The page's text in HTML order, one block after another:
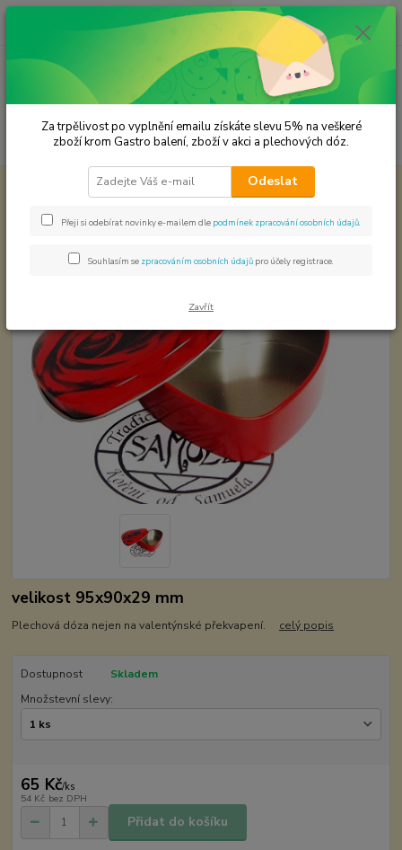
Menu
Hledat
ks
za 0,00 Kč
Plechové dózy - kořenky Dárková plechovka - srdce
Dárková plechovka - srdce
velikost 95x90x29 mm
Plechová dóza nejen na valentýnské překvapení. celý popis
Dostupnost
Skladem
Množstevní slevy:
65 Kč/ks
54 Kč bez DPH
Přidat do košíku
Za trpělivost po vyplnění emailu získáte slevu 5% na veškeré
zboží krom Gastro balení, zboží v akci a plechových dóz.
Odeslat
Přeji si odebírat novinky e-mailem dle podmínek zpracování osobních údajů
Souhlasím se zpracováním osobních údajů pro účely registrace.
Zavřít